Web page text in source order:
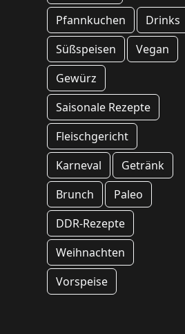
Pfannkuchen
Drinks
Süßspeisen
Vegan
Gewürz
Saisonale Rezepte
Fleischgericht
Karneval
Getränk
Brunch
Paleo
DDR-Rezepte
Weihnachten
Vorspeise